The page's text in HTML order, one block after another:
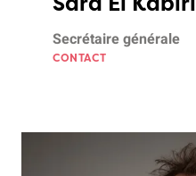
Secrétaire générale
CONTACT